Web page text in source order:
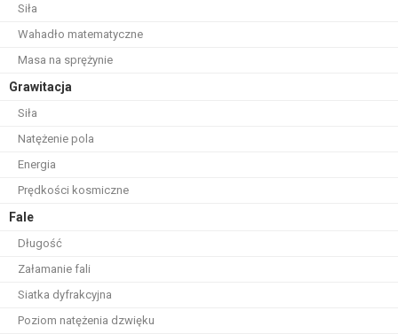
Siła
Wahadło matematyczne
Masa na sprężynie
Grawitacja
Siła
Natężenie pola
Energia
Prędkości kosmiczne
Fale
Długość
Załamanie fali
Siatka dyfrakcyjna
Poziom natężenia dzwięku